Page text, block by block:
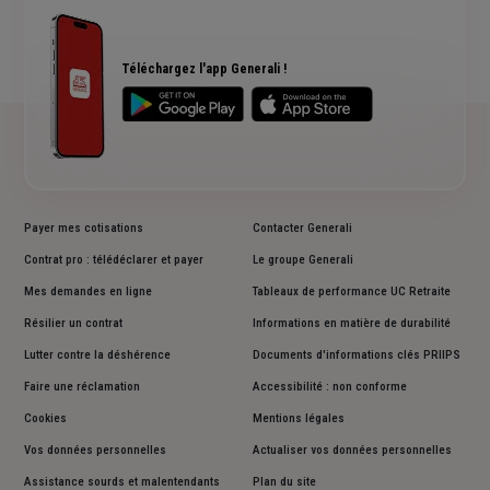
Téléchargez l'app Generali !
Rendements fonds euros Generali
Accessibilité sourds et malentendants
Avis clients Generali
Payer mes cotisations
Contrat pro : télédéclarer et payer
Mes demandes en ligne
Résilier un contrat
Lutter contre la déshérence
Faire une réclamation
Contacter Generali
Le groupe Generali
Tableaux de performance UC Retraite
Informations en matière de durabilité
Documents d'informations clés PRIIPS
Accessibilité : non conforme
Cookies Mentions légales
Vos données personnelles Actualiser vos données personnelles
Assistance sourds et malentendants Plan du site